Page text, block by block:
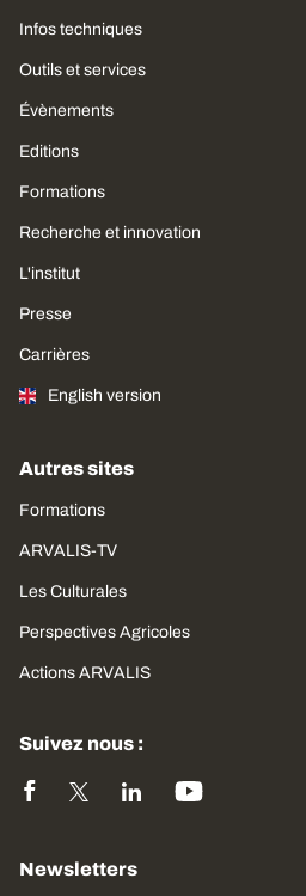
Infos techniques
Outils et services
Évènements
Editions
Formations
Recherche et innovation
L'institut
Presse
Carrières
English version
Autres sites
Formations
ARVALIS-TV
Les Culturales
Perspectives Agricoles
Actions ARVALIS
Suivez nous :
Newsletters